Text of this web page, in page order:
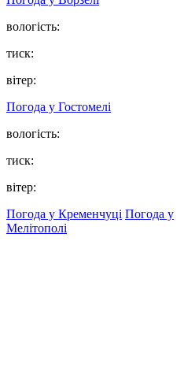
вологість:
тиск:
вітер:
Погода у Гостомелі
вологість:
тиск:
вітер:
Погода у Кременчуці Погода у
Мелітополі